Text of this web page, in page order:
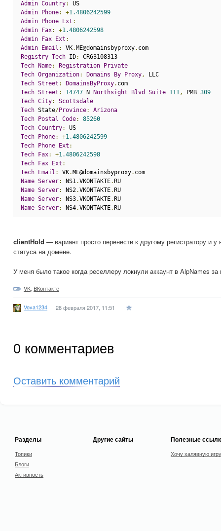
Admin Country:
US
Admin
Phone: +1.4806242599
Admin
Phone Ext :
Admin
Fax: +1.4806242598
Admin
Fax Ext :
Admin
Email : VK. ME@domainsbyproxy. com
Registry Tech ID:
CR63108313
Tech
Name: Registration
Private
Tech Organization: Domains By Proxy,
LLC
Tech Street : DomainsByProxy. com
Tech Street : 14747 N Northsight Blvd Suite 111, PMB 309
Tech City:
Scottsdale
Tech State/Province:
Arizona
Tech
Postal Code:
85260
Tech Country:
US
Tech
Phone: +1.4806242599
Tech
Phone Ext :
Tech
Fax: +1.4806242598
Tech
Fax Ext :
Tech
Email : VK. ME@domainsbyproxy. com
Name Server: NS1.VKONTAKTE. RU
Name Server: NS2.VKONTAKTE. RU
Name Server: NS3.VKONTAKTE. RU
Name Server: NS4.VKONTAKTE. RU
clientHold — вариант просто перенести к другому регистратору и у
статуса на домене.
У меня было такое когда реселлеру локнули аккаунт в AlpNames за
VK ВКонтакте
Vova1234 28 февраля 2017, 11:51
0 комментариев
Оставить комментарий
Разделы
Топики
Блоги
Активность
Другие сайты Полезные
Хочу халявную игру